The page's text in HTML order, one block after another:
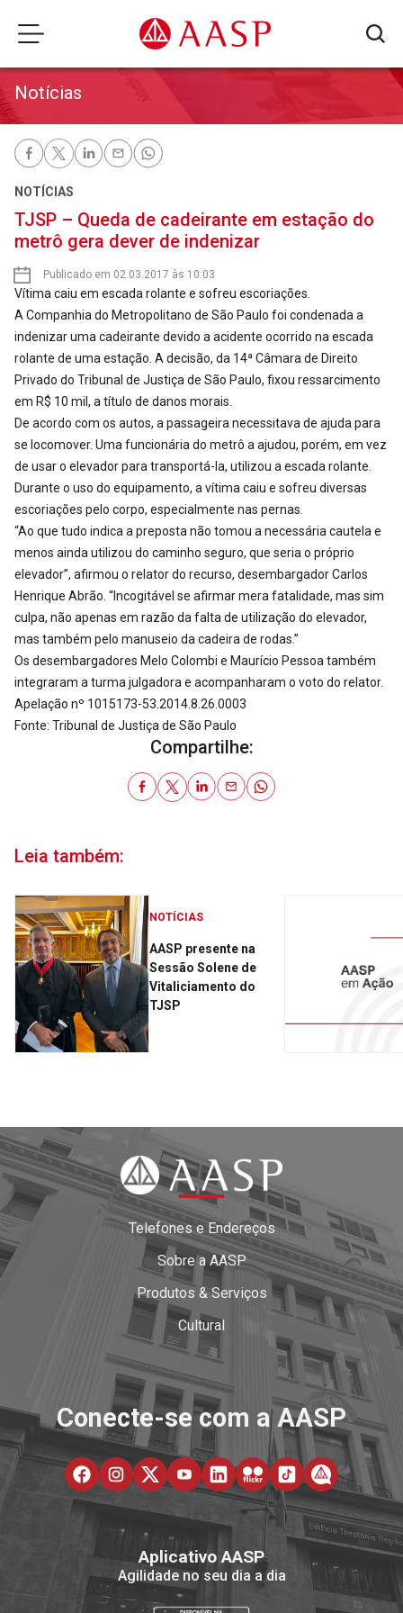
Notícias
NOTÍCIAS
TJSP – Queda de cadeirante em estação do
metrô gera dever de indenizar
Publicado em 02.03.2017 às 10:03
Vítima caiu em escada rolante e sofreu escoriações.
A Companhia do Metropolitano de São Paulo foi condenada a
indenizar uma cadeirante devido a acidente ocorrido na escada
rolante de uma estação. A decisão, da 14ª Câmara de Direito
Privado do Tribunal de Justiça de São Paulo, fixou ressarcimento
em R$ 10 mil, a título de danos morais.
De acordo com os autos, a passageira necessitava de ajuda para
se locomover. Uma funcionária do metrô a ajudou, porém, em vez
de usar o elevador para transportá-la, utilizou a escada rolante.
Durante o uso do equipamento, a vítima caiu e sofreu diversas
escoriações pelo corpo, especialmente nas pernas.
“Ao que tudo indica a preposta não tomou a necessária cautela e
menos ainda utilizou do caminho seguro, que seria o próprio
elevador”, afirmou o relator do recurso, desembargador Carlos
Henrique Abrão. “Incogitável se afirmar mera fatalidade, mas sim
culpa, não apenas em razão da falta de utilização do elevador,
mas também pelo manuseio da cadeira de rodas.”
Os desembargadores Melo Colombi e Maurício Pessoa também
integraram a turma julgadora e acompanharam o voto do relator.
Apelação nº 1015173-53.2014.8.26.0003
Fonte: Tribunal de Justiça de São Paulo
Compartilhe:
Leia também:
NOTÍCIAS
AASP presente na
Sessão Solene de
Vitaliciamento do
TJSP
Telefones e Endereços
Sobre a AASP
Produtos & Serviços
Cultural
Conecte-se com a AASP
Aplicativo AASP
Agilidade no seu dia a dia